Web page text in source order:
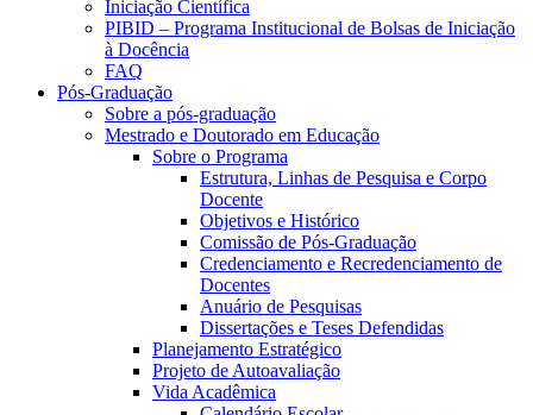
Iniciação Científica
PIBID – Programa Institucional de Bolsas de Iniciação
à Docência
FAQ
Pós-Graduação
Sobre a pós-graduação
Mestrado e Doutorado em Educação
Sobre o Programa
Estrutura, Linhas de Pesquisa e Corpo
Docente
Objetivos e Histórico
Comissão de Pós-Graduação
Credenciamento e Recredenciamento de
Docentes
Anuário de Pesquisas
Dissertações e Teses Defendidas
Planejamento Estratégico
Projeto de Autoavaliação
Vida Acadêmica